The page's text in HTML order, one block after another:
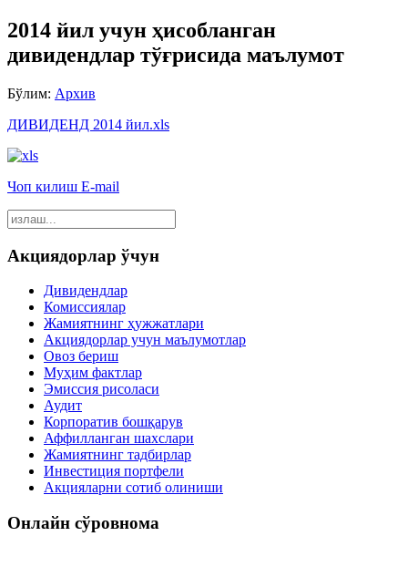
2014 йил учун ҳисобланган
дивидендлар тўғрисида маълумот
Бўлим: Архив
ДИВИДЕНД 2014 йил.xls
Чоп килиш E-mail
Акциядорлар ўчун
Дивидендлар
Комиссиялар
Жамиятнинг ҳужжатлари
Акциядорлар учун маълумотлар
Овоз бериш
Муҳим фактлар
Эмиссия рисоласи
Аудит
Корпоратив бошқарув
Аффилланган шахслари
Жамиятнинг тадбирлар
Инвестиция портфели
Акцияларни сотиб олиниши
Онлайн сўровнома